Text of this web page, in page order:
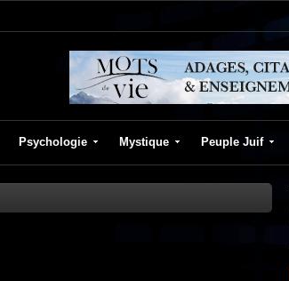
Psychologie Mystique Peuple Juif